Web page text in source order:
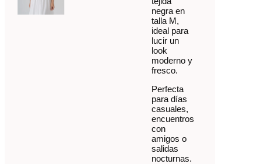
negra en
talla M,
ideal para
lucir un
look
moderno y
fresco.
Perfecta
para días
casuales,
encuentros
con
amigos o
salidas
nocturnas.